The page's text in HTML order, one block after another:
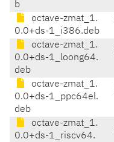
b
octave-zmat_1.
0.0+ds-1_i386.deb
octave-zmat_1.
0.0+ds-1_loong64.
deb
octave-zmat_1.
0.0+ds-1_ppc64el.
deb
octave-zmat_1.
0.0+ds-1_riscv64.